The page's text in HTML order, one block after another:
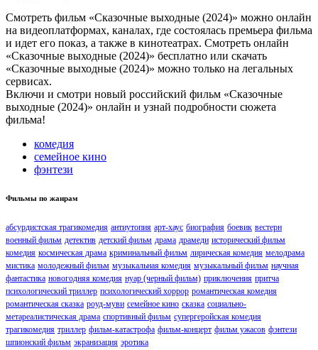
Смотреть фильм «Сказочные выходные (2024)» можно онлайн
на видеоплатформах, каналах, где состоялась премьера фильма
и идет его показ, а также в кинотеатрах. Смотреть онлайн
«Сказочные выходные (2024)» бесплатно или скачать
«Сказочные выходные (2024)» можно только на легальных
сервисах.
Включи и смотри новый российский фильм «Сказочные
выходные (2024)» онлайн и узнай подробности сюжета
фильма!
комедия
семейное кино
фэнтези
Фильмы по жанрам
абсурдистская трагикомедия антиутопия арт-хаус биография боевик вестерн
военный фильм детектив детский фильм драма драмеди исторический фильм
комедия космическая драма криминальный фильм лирическая комедия мелодрама
мистика молодежный фильм музыкальная комедия музыкальный фильм научная
фантастика новогодняя комедия нуар (черный фильм) приключения притча
психологический триллер психологический хоррор романтическая комедия
романтическая сказка роуд-муви семейное кино сказка социально-
метареалистическая драма спортивный фильм супергеройская комедия
трагикомедия триллер фильм-катастрофа фильм-концерт фильм ужасов фэнтези
шпионский фильм экранизация эротика